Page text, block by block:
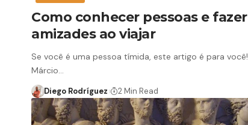
Como conhecer pessoas e fazer
amizades ao viajar
Se você é uma pessoa tímida, este artigo é para você!
Márcio…
Diego Rodríguez 2 Min Read